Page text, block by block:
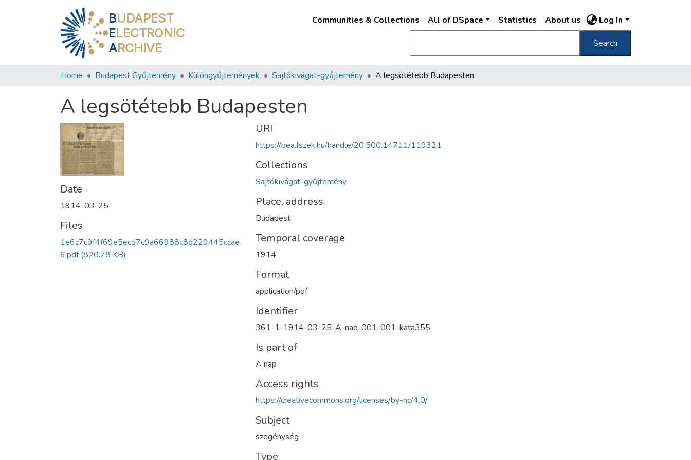
BUDAPEST
ELECTRONIC
ARCHIVE
Communities & Collections All of DSpace Statistics About us Log In
Search
Home Budapest Gyűjtemény Különgyűjtemények Sajtókivágat-gyűjtemény A legsötétebb Budapesten
A legsötétebb Budapesten
Date
1914-03-25
Files
1e6c7c9f4f69e5ecd7c9a66988c8d229445ccae
6.pdf(820.78 KB)
URI
https://bea.fszek.hu/handle/20.500.14711/119321
Collections
Sajtókivágat-gyűjtemény
Place, address
Budapest
Temporal coverage
1914
Format
application/pdf
Identifier
361-1-1914-03-25-A-nap-001-001-kata355
Is part of
A nap
Access rights
https://creativecommons.org/licenses/by-nc/4.0/
Subject
szegénység
Type